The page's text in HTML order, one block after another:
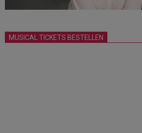
MUSICAL TICKETS BESTELLEN